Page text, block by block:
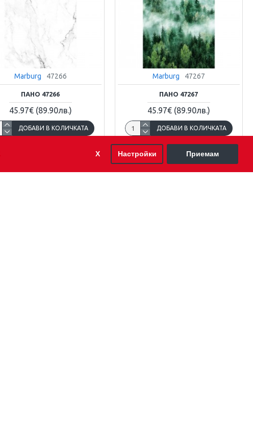
Х Настройки Приемам
Marburg 47266
ПАНО 47266
45.97€ (89.90лв.)
ДОБАВИ В КОЛИЧКАТА
Marburg 47267
ПАНО 47267
45.97€ (89.90лв.)
ДОБАВИ В КОЛИЧКАТА